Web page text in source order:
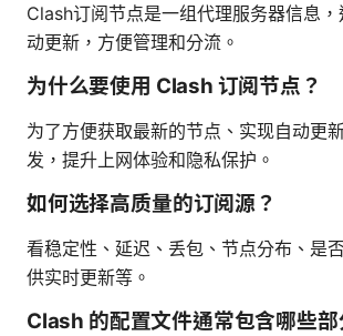
Clash订阅节点是一组代理服务器信息
动更新，方便管理和分流。
为什么要使用 Clash 订阅节点？
为了方便获取最新的节点、实现自动更
发，提升上网体验和隐私保护。
如何选择高质量的订阅源？
看稳定性、延迟、丢包、节点分布、是
供实时更新等。
Clash 的配置文件通常包含哪些部